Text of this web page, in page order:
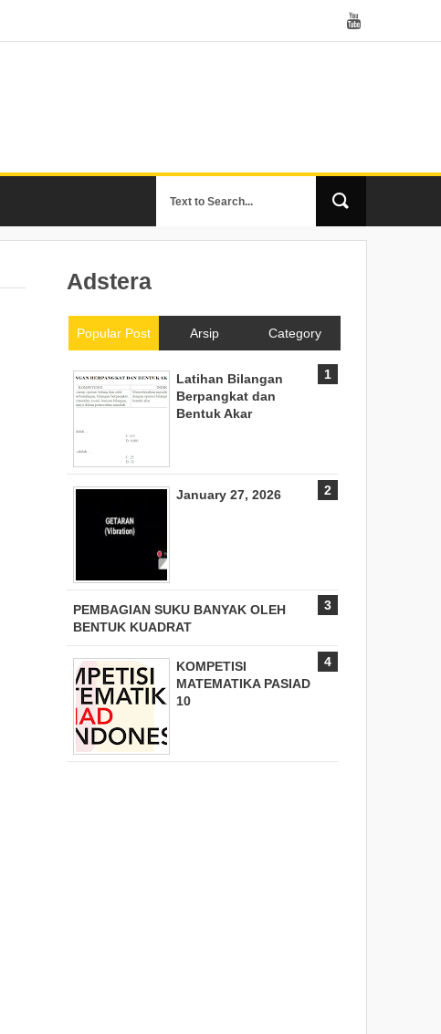
Adstera
Popular Post Arsip Category
Latihan Bilangan
Berpangkat dan
Bentuk Akar
January 27, 2026
PEMBAGIAN SUKU BANYAK OLEH
BENTUK KUADRAT
KOMPETISI
MATEMATIKA PASIAD
10